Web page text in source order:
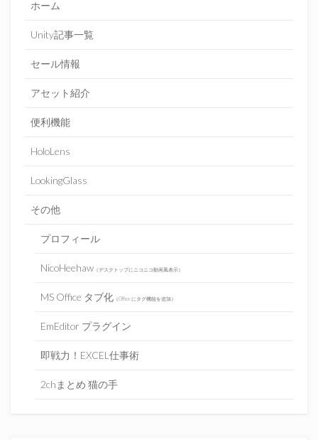
ホーム
Unity記事一覧
セール情報
アセット紹介
便利機能
HoloLens
LookingGlass
その他
プロフィール
NicoHeehaw（デスクトップにニコニコ動画風表示）
MS Office タブ化（Office にタグ機能を追加）
EmEditor プラグイン
即戦力！EXCEL仕事術
2chまとめ 猫の手